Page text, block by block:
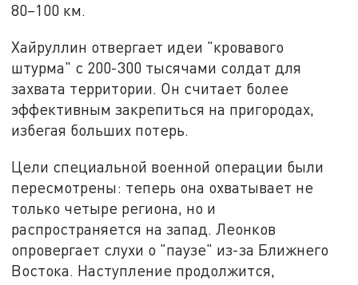
80–100 км.
Хайруллин отвергает идеи "кровавого
штурма" с 200-300 тысячами солдат для
захвата территории. Он считает более
эффективным закрепиться на пригородах,
избегая больших потерь.
Цели специальной военной операции были
пересмотрены: теперь она охватывает не
только четыре региона, но и
распространяется на запад. Леонков
опровергает слухи о "паузе" из-за Ближнего
Востока. Наступление продолжится,